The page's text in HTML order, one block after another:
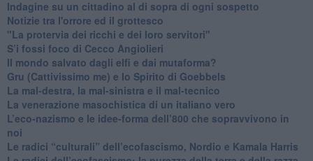
Indagine su un cittadino al di sopra di ogni sospetto
Notizie tra l'orrore ed il grottesco
"La protervia dei ricchi e dei loro servitori"
S’i fossi foco di Cecco Angiolieri
​Il mondo salvato dagli elfi e dai mutaforma?
Gru (Cattivissimo me) e lo Spirito di Goebbels
​La mal-destra, la mal-sinistra e il mal-tecnico
​La venerazione masochistica di un italiano vero
​L’eco-nazismo e le idee-forma dell’800 che sopravvivono in
noi
​Le radici “culturali” dell’ecofascismo, Nordio e Kamala Harris